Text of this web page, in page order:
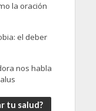
la oración
el deber
nos habla
tu salud?